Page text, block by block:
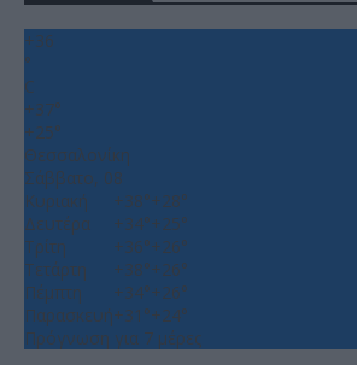
+36
°
C
+37°
+25°
Θεσσαλονίκη
Σάββατο, 08
Κυριακή
+38°+28°
Δευτέρα
+34°+25°
Τρίτη
+36°+26°
Τετάρτη
+38°+26°
Πέμπτη
+34°+26°
Παρασκευή+31°+24°
Πρόγνωση για 7 μέρες